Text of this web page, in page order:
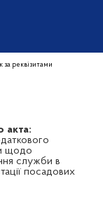
за реквізитами
акта:
щодо
служби в
посадових